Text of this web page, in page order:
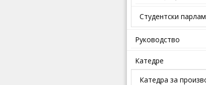
Студентски
Руководство
Катедре
Катедра за